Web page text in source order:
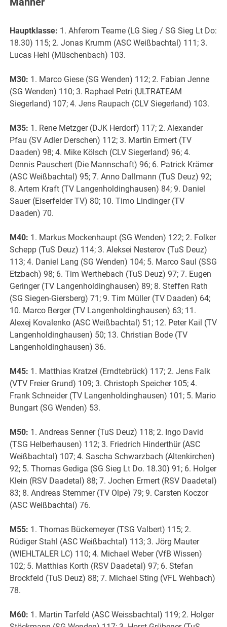
Hauptklasse: 1. Ahferom Teame (LG Sieg / SG Sieg Lt Do:
18.30) 115; 2. Jonas Krumm (ASC Weißbachtal) 111; 3.
Lucas Hehl (Müschenbach) 103.
M30: 1. Marco Giese (SG Wenden) 112; 2. Fabian Jenne
(SG Wenden) 110; 3. Raphael Petri (ULTRATEAM
Siegerland) 107; 4. Jens Raupach (CLV Siegerland) 103.
M35: 1. Rene Metzger (DJK Herdorf) 117; 2. Alexander
Pfau (SV Adler Derschen) 112; 3. Martin Ermert (TV
Daaden) 98; 4. Mike Kölsch (CLV Siegerland) 96; 4.
Dennis Pauschert (Die Mannschaft) 96; 6. Patrick Krämer
(ASC Weißbachtal) 95; 7. Anno Dallmann (TuS Deuz) 92;
8. Artem Kraft (TV Langenholdinghausen) 84; 9. Daniel
Sauer (Eiserfelder TV) 80; 10. Timo Lindinger (TV
Daaden) 70.
M40: 1. Markus Mockenhaupt (SG Wenden) 122; 2. Folker
Schepp (TuS Deuz) 114; 3. Aleksei Nesterov (TuS Deuz)
113; 4. Daniel Lang (SG Wenden) 104; 5. Marco Saul (SSG
Etzbach) 98; 6. Tim Werthebach (TuS Deuz) 97; 7. Eugen
Geringer (TV Langenholdinghausen) 89; 8. Steffen Rath
(SG Siegen-Giersberg) 71; 9. Tim Müller (TV Daaden) 64;
10. Marco Berger (TV Langenholdinghausen) 63; 11.
Alexej Kovalenko (ASC Weißbachtal) 51; 12. Peter Kail (TV
Langenholdinghausen) 50; 13. Christian Bode (TV
Langenholdinghausen) 36.
M45: 1. Matthias Kratzel (Erndtebrück) 117; 2. Jens Falk
(VTV Freier Grund) 109; 3. Christoph Speicher 105; 4.
Frank Schneider (TV Langenholdinghausen) 101; 5. Mario
Bungart (SG Wenden) 53.
M50: 1. Andreas Senner (TuS Deuz) 118; 2. Ingo David
(TSG Helberhausen) 112; 3. Friedrich Hinderthür (ASC
Weißbachtal) 107; 4. Sascha Schwarzbach (Altenkirchen)
92; 5. Thomas Gediga (SG Sieg Lt Do. 18.30) 91; 6. Holger
Klein (RSV Daadetal) 88; 7. Jochen Ermert (RSV Daadetal)
83; 8. Andreas Stemmer (TV Olpe) 79; 9. Carsten Koczor
(ASC Weißbachtal) 76.
M55: 1. Thomas Bückemeyer (TSG Valbert) 115; 2.
Rüdiger Stahl (ASC Weißbachtal) 113; 3. Jörg Mauter
(WIEHLTALER LC) 110; 4. Michael Weber (VfB Wissen)
102; 5. Matthias Korth (RSV Daadetal) 97; 6. Stefan
Brockfeld (TuS Deuz) 88; 7. Michael Sting (VFL Wehbach)
78.
M60: 1. Martin Tarfeld (ASC Weissbachtal) 119; 2. Holger